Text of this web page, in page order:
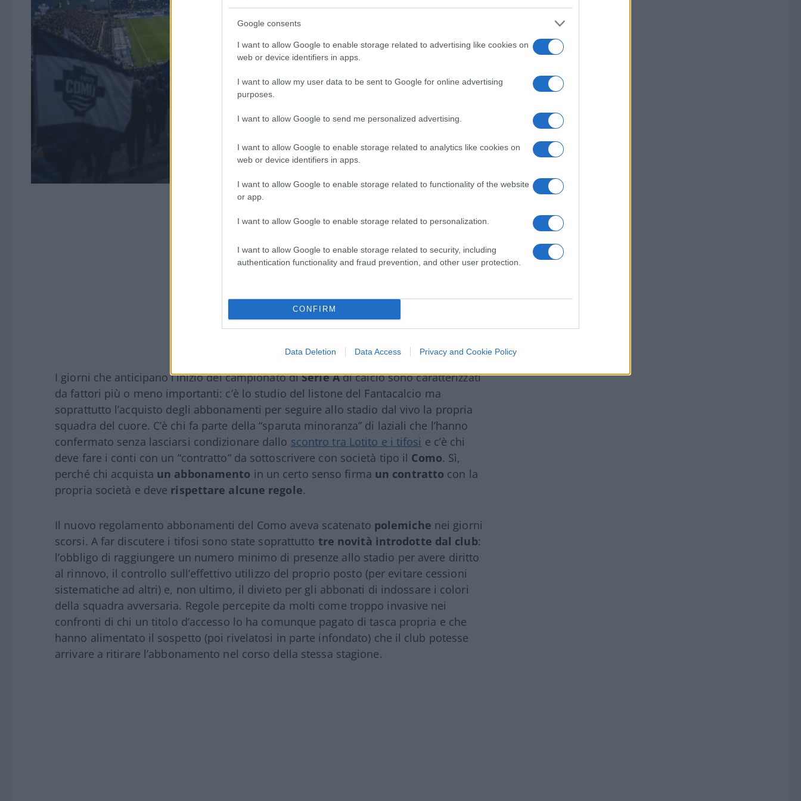
Google consents
I want to allow Google to enable storage related to advertising like cookies on
web or device identifiers in apps.
I want to allow my user data to be sent to Google for online advertising
purposes.
I want to allow Google to send me personalized advertising.
I want to allow Google to enable storage related to analytics like cookies on
web or device identifiers in apps.
I want to allow Google to enable storage related to functionality of the website
or app.
I want to allow Google to enable storage related to personalization.
I want to allow Google to enable storage related to security, including
authentication functionality and fraud prevention, and other user protection.
CONFIRM
Data Deletion Data Access Privacy and Cookie Policy
I giorni che anticipano l’inizio del campionato diSerie Adi calcio sono caratterizzati
da fattori più o meno importanti: c’è lo studio del listone del Fantacalcio ma
soprattutto l’acquisto degli abbonamenti per seguire allo stadio dal vivo la propria
squadra del cuore. C’è chi fa parte della “sparuta minoranza” di laziali che l’hanno
confermato senza lasciarsi condizionare dallo scontro tra Lotito e i tifosi e c’è chi
deve fare i conti con un “contratto” da sottoscrivere con società tipo il Como. Sì,
perché chi acquista un abbonamento in un certo senso firma un contratto con la
propria società e deve rispettare alcune regole.
Il nuovo regolamento abbonamenti del Como aveva scatenato polemiche nei giorni
scorsi. A far discutere i tifosi sono state soprattutto tre novità introdotte dal club:
l’obbligo di raggiungere un numero minimo di presenze allo stadio per avere diritto
al rinnovo, il controllo sull’effettivo utilizzo del proprio posto (per evitare cessioni
sistematiche ad altri) e, non ultimo, il divieto per gli abbonati di indossare i colori
della squadra avversaria. Regole percepite da molti come troppo invasive nei
confronti di chi un titolo d’accesso lo ha comunque pagato di tasca propria e che
hanno alimentato il sospetto (poi rivelatosi in parte infondato) che il club potesse
arrivare a ritirare l’abbonamento nel corso della stessa stagione.